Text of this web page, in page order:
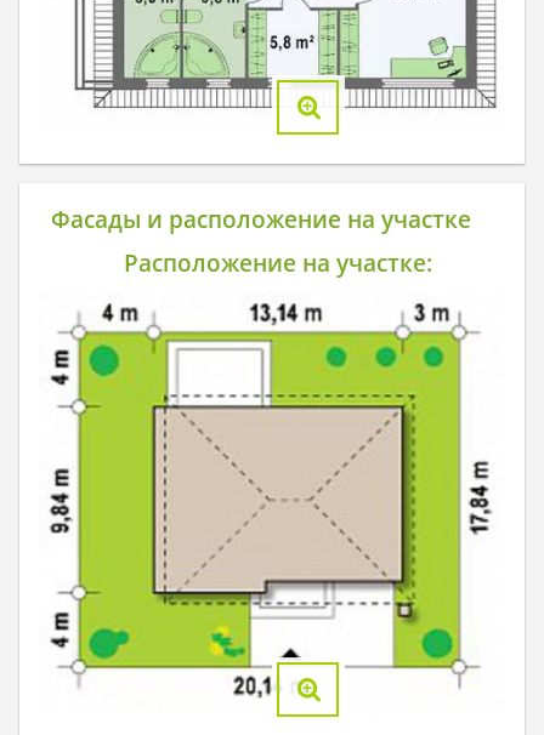
Фасады и расположение на участке
Расположение на участке: